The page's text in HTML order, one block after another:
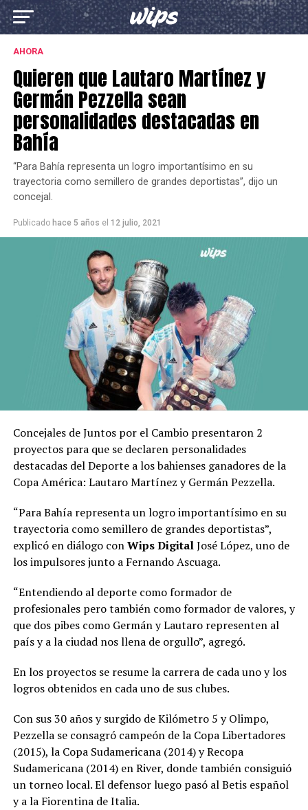
AHORA
Quieren que Lautaro Martínez y
Germán Pezzella sean
personalidades destacadas en
Bahía
“Para Bahía representa un logro importantísimo en su
trayectoria como semillero de grandes deportistas”, dijo un
concejal.
Publicado hace 5 años el 12 julio, 2021
Concejales de Juntos por el Cambio presentaron 2
proyectos para que se declaren personalidades
destacadas del Deporte a los bahienses ganadores de la
Copa América: Lautaro Martínez y Germán Pezzella.
“Para Bahía representa un logro importantísimo en su
trayectoria como semillero de grandes deportistas”,
explicó en diálogo conWips DigitalJosé López, uno de
los impulsores junto a Fernando Ascuaga.
“Entendiendo al deporte como formador de
profesionales pero también como formador de valores, y
que dos pibes como Germán y Lautaro representen al
país y a la ciudad nos llena de orgullo”, agregó.
En los proyectos se resume la carrera de cada uno y los
logros obtenidos en cada uno de sus clubes.
Con sus 30 años y surgido de Kilómetro 5 y Olimpo,
Pezzella se consagró campeón de la Copa Libertadores
(2015), la Copa Sudamericana (2014) y Recopa
Sudamericana (2014) en River, donde también consiguió
un torneo local. El defensor luego pasó al Betis español
y a la Fiorentina de Italia.